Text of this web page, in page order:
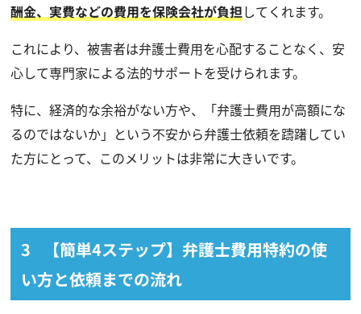
酬金、実費などの費用を保険会社が負担してくれます。
これにより、被害者は弁護士費用を心配することなく、安
心して専門家による法的サポートを受けられます。
特に、経済的な余裕がない方や、「弁護士費用が高額にな
るのではないか」という不安から弁護士依頼を躊躇してい
た方にとって、このメリットは非常に大きいです。
【簡単4ステップ】弁護士費用特約の使
い方と依頼までの流れ